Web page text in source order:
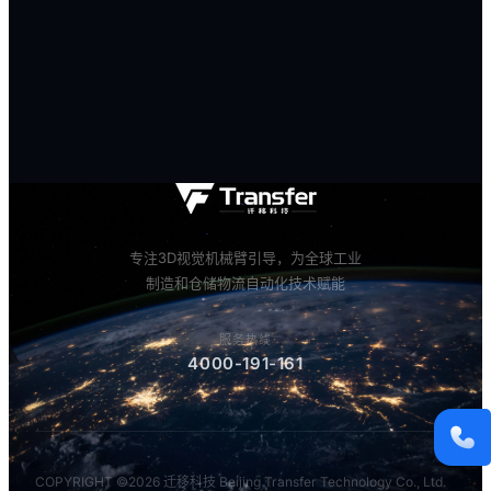
专注3D视觉机械臂引导，为全球工业
制造和仓储物流自动化技术赋能
服务热线
4000-191-161
COPYRIGHT ©2026 迁移科技 Beijing Transfer Technology Co., Ltd.
官方微信
19110438869
WHATSAPP
18768118149